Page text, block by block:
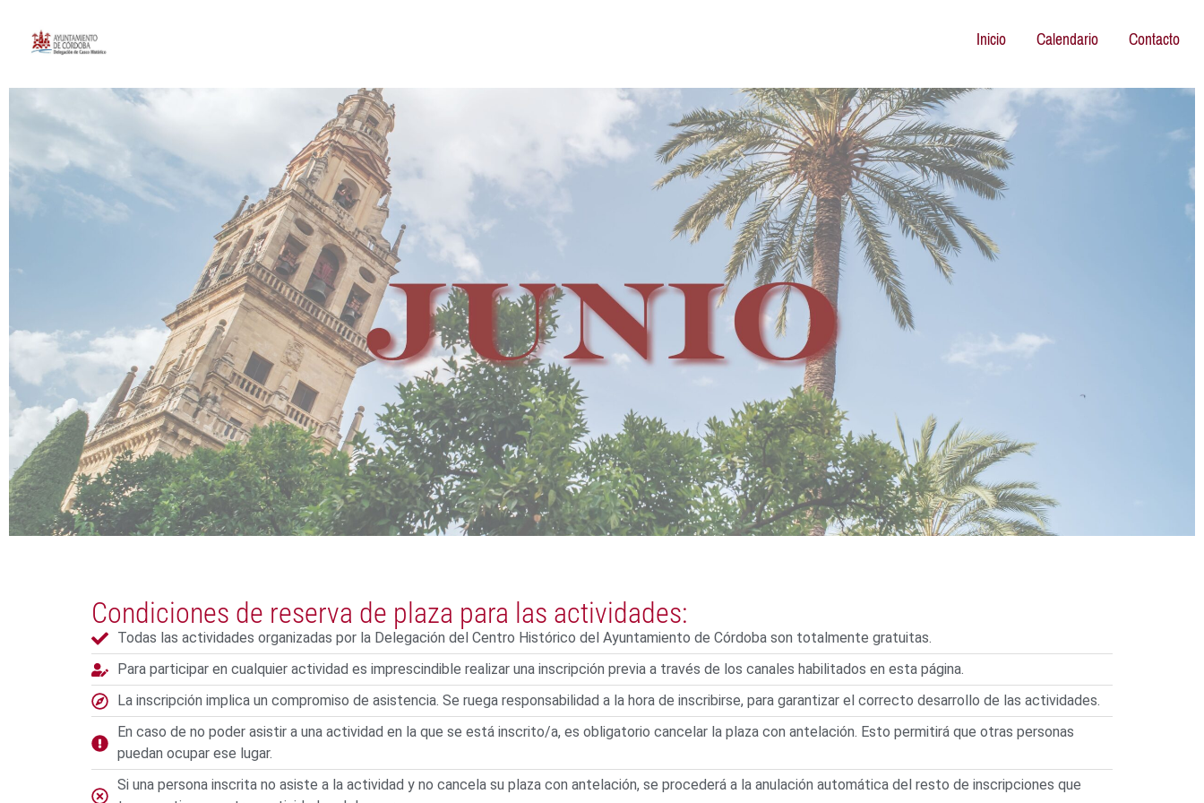
Inicio Calendario Contacto
Condiciones de reserva de plaza para las actividades:
Todas las actividades organizadas por la Delegación del Centro Histórico del Ayuntamiento de Córdoba son totalmente gratuitas.
Para participar en cualquier actividad es imprescindible realizar una inscripción previa a través de los canales habilitados en esta página.
La inscripción implica un compromiso de asistencia. Se ruega responsabilidad a la hora de inscribirse, para garantizar el correcto desarrollo de las actividades.
En caso de no poder asistir a una actividad en la que se está inscrito/a, es obligatorio cancelar la plaza con antelación. Esto permitirá que otras personas
puedan ocupar ese lugar.
Si una persona inscrita no asiste a la actividad y no cancela su plaza con antelación, se procederá a la anulación automática del resto de inscripciones que